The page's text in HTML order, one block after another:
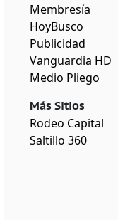
Membresía
HoyBusco
Publicidad
Vanguardia HD
Medio Pliego
Más Sitios
Rodeo Capital
Saltillo 360